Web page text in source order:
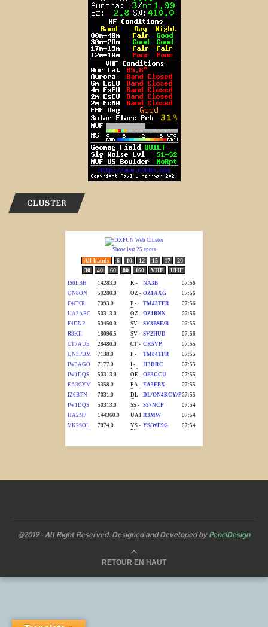
CLUSTER
@2019 - All Right Reserved. Designed and Developed by PenciDesign
RETOUR EN HAUT